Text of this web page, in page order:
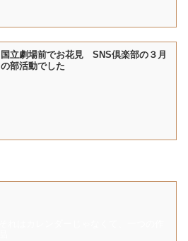
国立劇場前でお花見 SNS倶楽部の３月
の部活動でした